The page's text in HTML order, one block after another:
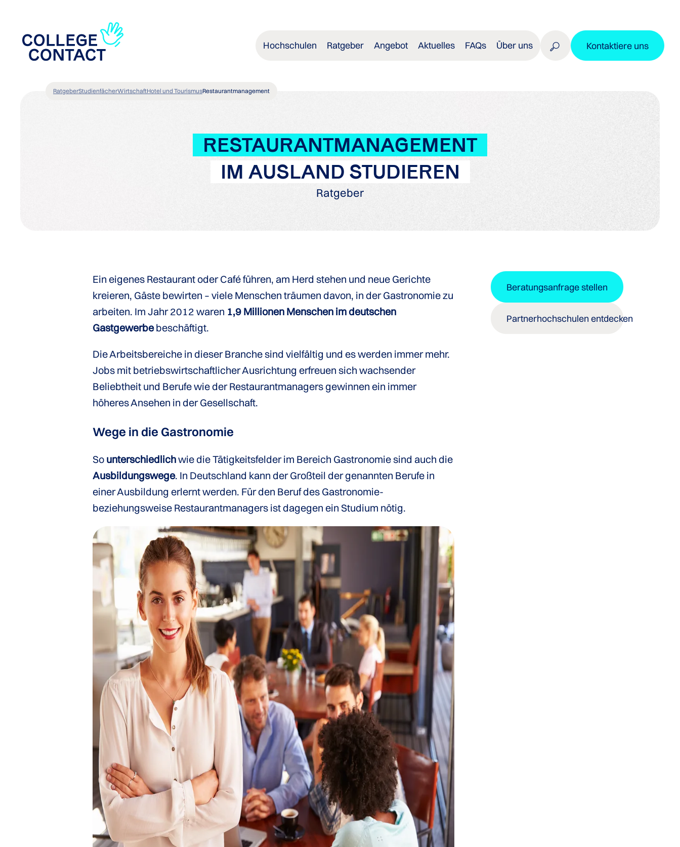
Hochschulen Ratgeber Angebot Aktuelles FAQs Über uns Kontaktiere uns
RatgeberStudienfächerWirtschaftHotel und TourismusRestaurantmanagement
RESTAURANTMANAGEMENT
IM AUSLAND STUDIEREN
Ratgeber
Ein eigenes Restaurant oder Café führen, am Herd stehen und neue Gerichte
kreieren, Gäste bewirten – viele Menschen träumen davon, in der Gastronomie zu
arbeiten. Im Jahr 2012 waren 1,9 Millionen Menschen im deutschen
Gastgewerbebeschäftigt.
Die Arbeitsbereiche in dieser Branche sind vielfältig und es werden immer mehr.
Jobs mit betriebswirtschaftlicher Ausrichtung erfreuen sich wachsender
Beliebtheit und Berufe wie der Restaurantmanagers gewinnen ein immer
höheres Ansehen in der Gesellschaft.
Wege in die Gastronomie
So unterschiedlichwie die Tätigkeitsfelder im Bereich Gastronomie sind auch die
Ausbildungswege. In Deutschland kann der Großteil der genannten Berufe in
einer Ausbildung erlernt werden. Für den Beruf des Gastronomie-
beziehungsweise Restaurantmanagers ist dagegen ein Studium nötig.
Beratungsanfrage stellen
Partnerhochschulen entdecken